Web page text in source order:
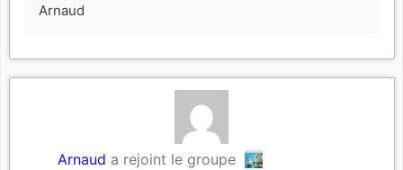
Arnaud
Arnaud a rejoint le groupe